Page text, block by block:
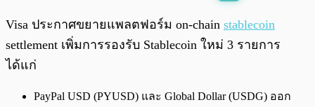
Visa ประกาศขยายแพลตฟอร์ม on-chain stablecoin
settlement เพิ่มการรองรับ Stablecoin ใหม่ 3 รายการ
ได้แก่
PayPal USD (PYUSD) และ Global Dollar (USDG) ออก